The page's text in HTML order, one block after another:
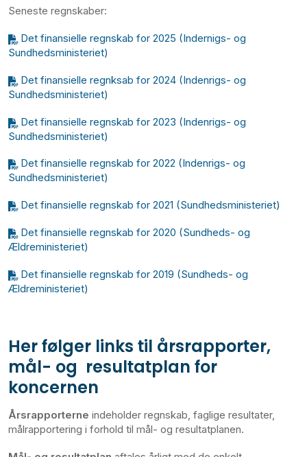
Seneste regnskaber:
Det finansielle regnskab for 2025 (Indernigs- og
Sundhedsministeriet)
Det finansielle regnksab for 2024 (Indenrigs- og
Sundhedsministeriet)
Det finansielle regnskab for 2023 (Indenrigs- og
Sundhedsministeriet)
Det finansielle regnskab for 2022 (Indenrigs- og
Sundhedsministeriet)
Det finansielle regnskab for 2021 (Sundhedsministeriet)
Det finansielle regnskab for 2020 (Sundheds- og
Ældreministeriet)
Det finansielle regnskab for 2019 (Sundheds- og
Ældreministeriet)
Her følger links til årsrapporter,
mål- og resultatplan for
koncernen
Årsrapporterne indeholder regnskab, faglige resultater,
målrapportering i forhold til mål- og resultatplanen.